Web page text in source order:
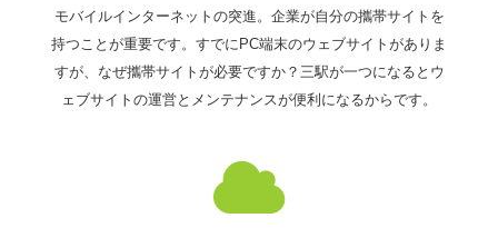
モバイルインターネットの突進。企業が自分の攜帯サイトを
持つことが重要です。すでにPC端末のウェブサイトがありま
すが、なぜ攜帯サイトが必要ですか？三駅が一つになるとウ
ェブサイトの運営とメンテナンスが便利になるからです。